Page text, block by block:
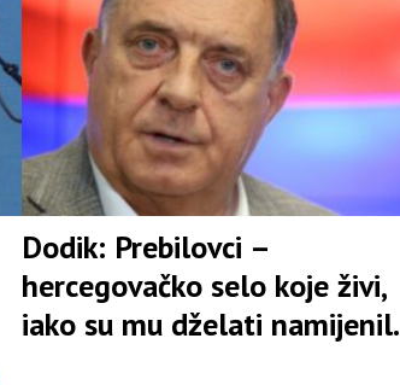
Dodik: Prebilovci –
hercegovačko selo koje živi,
iako su mu dželati namijenili